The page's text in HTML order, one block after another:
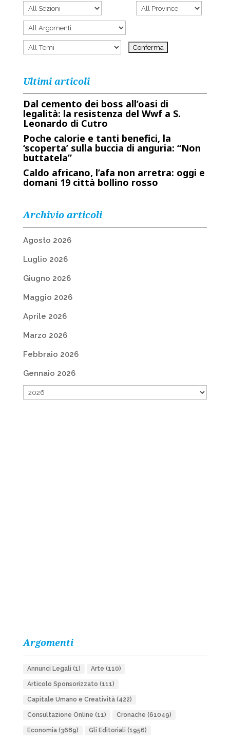
Ultimi articoli
Dal cemento dei boss all’oasi di
legalità: la resistenza del Wwf a S.
Leonardo di Cutro
Poche calorie e tanti benefici, la
‘scoperta’ sulla buccia di anguria: “Non
buttatela”
Caldo africano, l’afa non arretra: oggi e
domani 19 città bollino rosso
Archivio articoli
Agosto 2026
Luglio 2026
Giugno 2026
Maggio 2026
Aprile 2026
Marzo 2026
Febbraio 2026
Gennaio 2026
Argomenti
Annunci Legali (1) Arte (110)
Articolo Sponsorizzato (111)
Capitale Umano e Creatività(422)
Consultazione Online (11) Cronache (61049)
Economia(3689) Gli Editoriali (1956)